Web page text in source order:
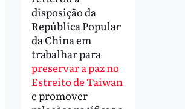
disposição da
República Popular
da China em
trabalhar para
preservar a paz no
Estreito de Taiwan
e promover